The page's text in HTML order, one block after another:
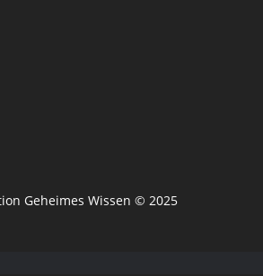
Geheimes Wissen © 2025